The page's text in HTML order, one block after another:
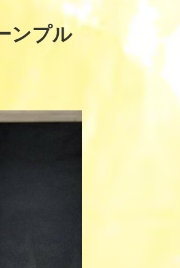
ンプル